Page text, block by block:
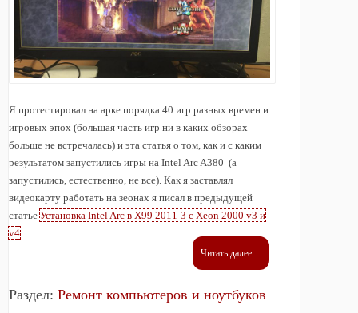
Я протестировал на арке порядка 40 игр разных времен и
игровых эпох (большая часть игр ни в каких обзорах
больше не встречалась) и эта статья о том, как и с каким
результатом запустились игры на Intel Arc A380 (а
запустились, естественно, не все). Как я заставлял
видеокарту работать на зеонах я писал в предыдущей
статьеУстановка Intel Arc в X99 2011-3 с Xeon 2000 v3 и
v4.
Читать далее…
Раздел: Ремонт компьютеров и ноутбуков